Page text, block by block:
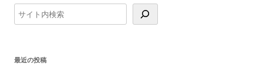
検
索
最近の投稿